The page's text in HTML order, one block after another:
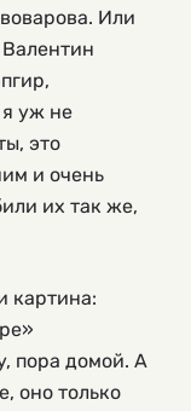
Или
уж не
это
и очень
их так же,
картина:
пора домой. А
оно только